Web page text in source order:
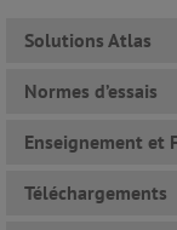
Solutions Atlas
Normes d’essais
Enseignement et
Téléchargements